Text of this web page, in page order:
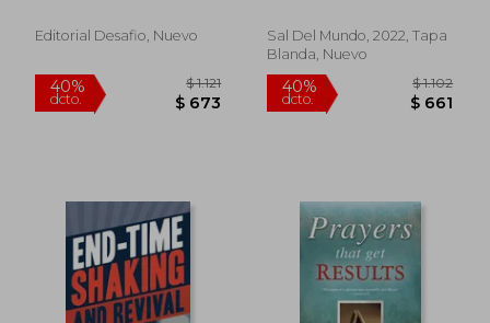
Editorial Desafio, Nuevo
Sal Del Mundo, 2022, Tapa
Blanda, Nuevo